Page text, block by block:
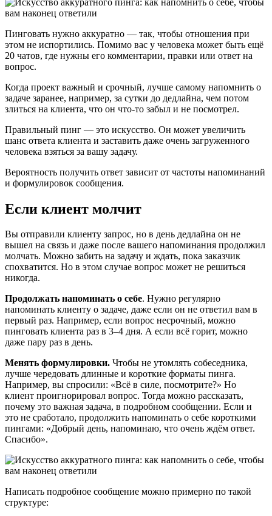
Пинговать нужно аккуратно — так, чтобы отношения при
этом не испортились. Помимо вас у человека может быть ещё
20 чатов, где нужны его комментарии, правки или ответ на
вопрос.
Когда проект важный и срочный, лучше самому напомнить о
задаче заранее, например, за сутки до дедлайна, чем потом
злиться на клиента, что он что-то забыл и не посмотрел.
Правильный пинг — это искусство. Он может увеличить
шанс ответа клиента и заставить даже очень загруженного
человека взяться за вашу задачу.
Вероятность получить ответ зависит от частоты напоминаний
и формулировок сообщения.
Если клиент молчит
Вы отправили клиенту запрос, но в день дедлайна он не
вышел на связь и даже после вашего напоминания продолжил
молчать. Можно забить на задачу и ждать, пока заказчик
спохватится. Но в этом случае вопрос может не решиться
никогда.
Продолжать напоминать о себе. Нужно регулярно
напоминать клиенту о задаче, даже если он не ответил вам в
первый раз. Например, если вопрос несрочный, можно
пинговать клиента раз в 3–4 дня. А если всё горит, можно
даже пару раз в день.
Менять формулировки. Чтобы не утомлять собеседника,
лучше чередовать длинные и короткие форматы пинга.
Например, вы спросили: «Всё в силе, посмотрите?» Но
клиент проигнорировал вопрос. Тогда можно рассказать,
почему это важная задача, в подробном сообщении. Если и
это не сработало, продолжить напоминать о себе короткими
пингами: «Добрый день, напоминаю, что очень ждём ответ.
Спасибо».
Написать подробное сообщение можно примерно по такой
структуре: